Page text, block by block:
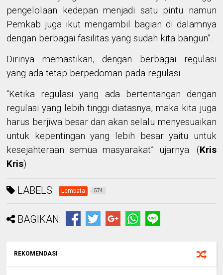
pengelolaan kedepan menjadi satu pintu namun
Pemkab juga ikut mengambil bagian di dalamnya
dengan berbagai fasilitas yang sudah kita bangun”.
Dirinya memastikan, dengan berbagai regulasi
yang ada tetap berpedoman pada regulasi.
“Ketika regulasi yang ada bertentangan dengan
regulasi yang lebih tinggi diatasnya, maka kita juga
harus berjiwa besar dan akan selalu menyesuaikan
untuk kepentingan yang lebih besar yaitu untuk
kesejahteraan semua masyarakat” ujarnya. (Kris
Kris)
LABELS: Lembata 574
BAGIKAN:
REKOMENDASI